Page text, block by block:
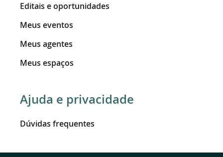
Editais e oportunidades
Meus eventos
Meus agentes
Meus espaços
Ajuda e privacidade
Dúvidas frequentes